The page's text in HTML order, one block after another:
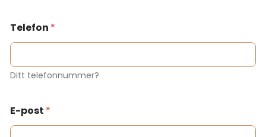
Telefon *
Ditt telefonnummer?
E-post *